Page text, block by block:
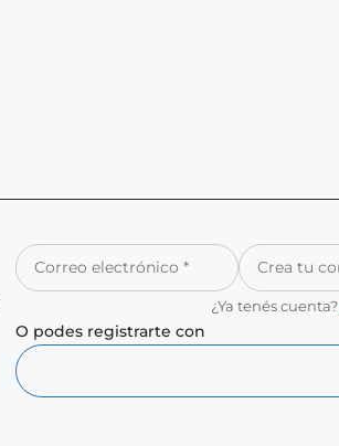
¿Ya tenés cuenta?
O podes registrarte con